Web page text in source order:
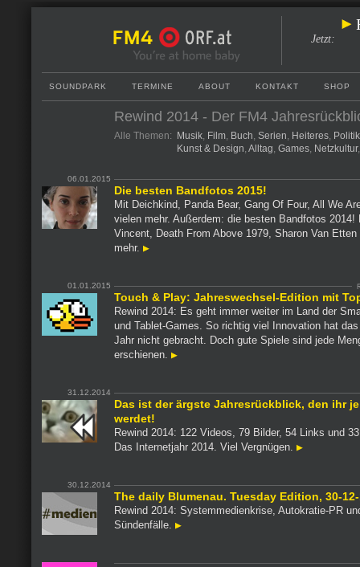
Jetzt:
SOUNDPARK TERMINE ABOUT KONTAKT SHOP
Rewind 2014 - Der FM4
Alle Themen: Musik, Film, Buch, Serien, Heiteres,
Kunst & Design, Alltag, Games, Netzkultur
06.01.2015
Die besten Bandfotos 2015!
Mit Deichkind, Panda Bear, Gang Of Four, All We
vielen mehr. Außerdem: die besten Bandfotos 2014!
Vincent, Death From Above 1979, Sharon Van Etten
mehr.
01.01.2015
Touch & Play: Jahreswechsel-Edition mit
Rewind 2014: Es geht immer weiter im Land der
und Tablet-Games. So richtig viel Innovation hat
Jahr nicht gebracht. Doch gute Spiele sind jede
erschienen.
31.12.2014
Das ist der ärgste Jahresrückblick, den ihr
werdet!
Rewind 2014: 122 Videos, 79 Bilder, 54 Links und
Das Internetjahr 2014. Viel Vergnügen.
30.12.2014
The daily Blumenau. Tuesday Edition, 30-
Rewind 2014: Systemmedienkrise, Autokratie-PR
Sündenfälle.